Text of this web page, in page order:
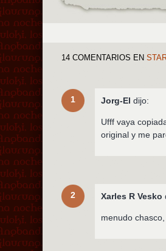
14 COMENTARIOS EN
1 Jorg-El dijo:
Ufff vaya
original y me
2 Xarles R Vesko
menudo